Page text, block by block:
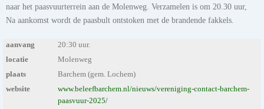
naar het paasvuurterrein aan de Molenweg. Verzamelen is om 20.30 uur,
Na aankomst wordt de paasbult ontstoken met de brandende fakkels.
aanvang
20:30 uur.
locatie
Molenweg
plaats
Barchem (gem. Lochem)
website
www.beleefbarchem.nl/nieuws/vereniging-contact-barchem-
paasvuur-2025/